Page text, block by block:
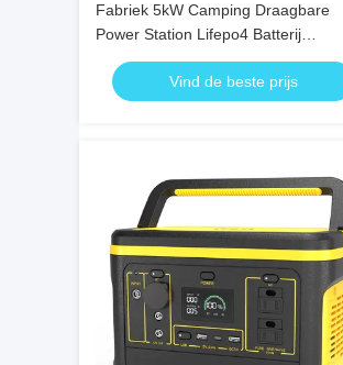
Fabriek 5kW Camping Draagbare
Power Station Lifepo4 Batterij
Draagbare Zonne Generator
Waterdichte Powerstation 5000w
Vind de beste prijs